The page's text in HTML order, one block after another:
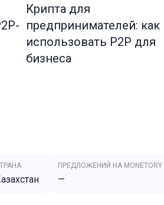
Крипта для
предпринимателей: как
использовать P2P для
бизнеса
ПРЕДЛОЖЕНИЙ НА MONETORY
—